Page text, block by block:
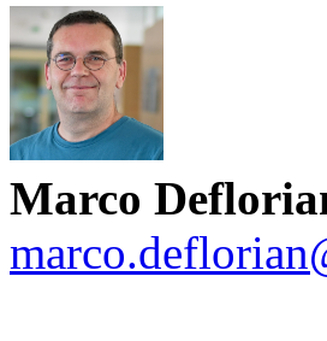
Marco